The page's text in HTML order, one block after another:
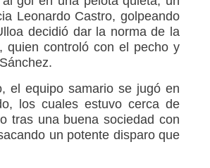
Leonardo Castro, golpeando
decidió dar la norma de la
quien controló con el pecho y
el equipo samario se jugó en
los cuales estuvo cerca de
tras una buena sociedad con
un potente disparo que